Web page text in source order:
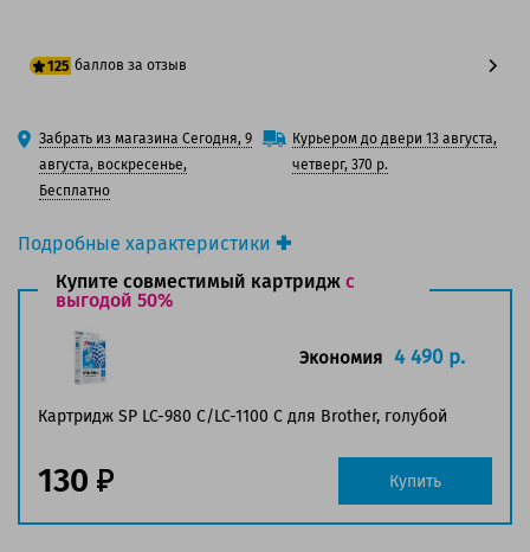
Подробные характеристики
Производитель принтера:Brother
Производитель:Brother
Вид товара:
Оригинальность:
Оригинальный
Голубой
Ресурс:750 страниц формата А4 при 5%
Совместим с аппаратами
Обратите внимание:
125 баллов за отзыв
100 баллов
125 баллов
Забрать из магазина Сегодня, 9
августа, воскресенье,
Бесплатно
Курьером до двери 13 августа,
четверг, 370 р.
Купите совместимый картридж с
выгодой 50%
Картридж SP LC-980 C/LC-1100 C для Brother, голубой
Экономия 4 490 р.
130 Купить